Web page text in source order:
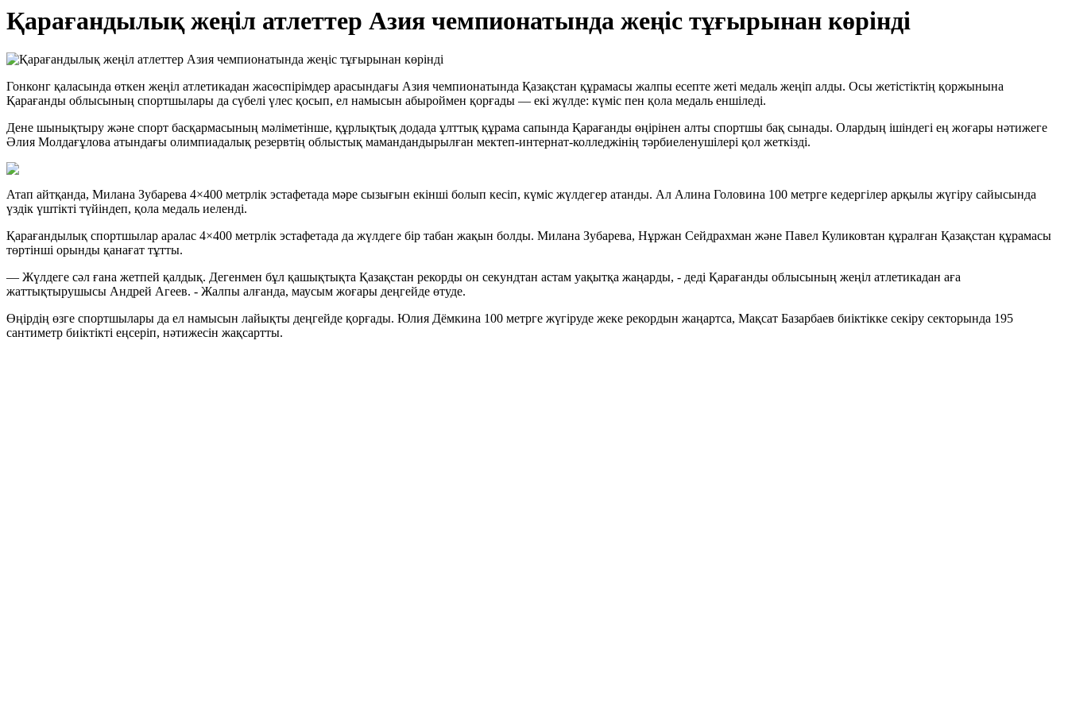
Қарағандылық жеңіл атлеттер Азия чемпионатында жеңіс тұғырынан көрінді
Гонконг қаласында өткен жеңіл атлетикадан жасөспірімдер арасындағы Азия чемпионатында Қазақстан құрамасы жалпы есепте жеті медаль жеңіп алды. Осы жетістіктің қоржынына
Қарағанды облысының спортшылары да сүбелі үлес қосып, ел намысын абыроймен қорғады — екі жүлде: күміс пен қола медаль еншіледі.
Дене шынықтыру және спорт басқармасының мәліметінше, құрлықтық додада ұлттық құрама сапында Қарағанды өңірінен алты спортшы бақ сынады. Олардың ішіндегі ең жоғары нәтижеге
Әлия Молдағұлова атындағы олимпиадалық резервтің облыстық мамандандырылған мектеп-интернат-колледжінің тәрбиеленушілері қол жеткізді.
Атап айтқанда, Милана Зубарева 4×400 метрлік эстафетада мәре сызығын екінші болып кесіп, күміс жүлдегер атанды. Ал Алина Головина 100 метрге кедергілер арқылы жүгіру сайысында
үздік үштікті түйіндеп, қола медаль иеленді.
Қарағандылық спортшылар аралас 4×400 метрлік эстафетада да жүлдеге бір табан жақын болды. Милана Зубарева, Нұржан Сейдрахман және Павел Куликовтан құралған Қазақстан құрамасы
төртінші орынды қанағат тұтты.
— Жүлдеге сәл ғана жетпей қалдық. Дегенмен бұл қашықтықта Қазақстан рекорды он секундтан астам уақытқа жаңарды, - деді Қарағанды облысының жеңіл атлетикадан аға
жаттықтырушысы Андрей Агеев. - Жалпы алғанда, маусым жоғары деңгейде өтуде.
Өңірдің өзге спортшылары да ел намысын лайықты деңгейде қорғады. Юлия Дёмкина 100 метрге жүгіруде жеке рекордын жаңартса, Мақсат Базарбаев биіктікке секіру секторында 195
сантиметр биіктікті еңсеріп, нәтижесін жақсартты.